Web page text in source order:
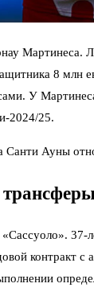
Мартинеса.
8 млн
У
2024/25.
Санти Ауны
. 37-
контракт с